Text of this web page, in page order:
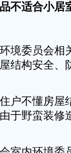
不适合小居
委员会相
结构安全、
不懂房屋
于野蛮装修